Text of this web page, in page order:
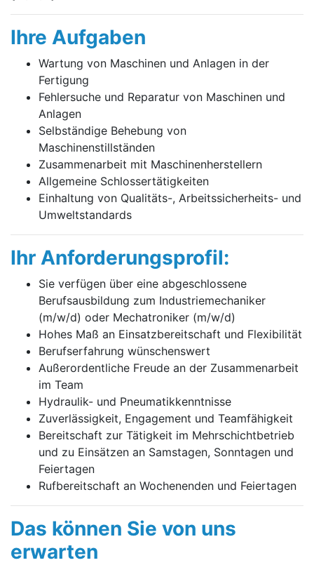
Ihre Aufgaben
Wartung von Maschinen und Anlagen in der
Fertigung
Fehlersuche und Reparatur von Maschinen und
Anlagen
Selbständige Behebung von
Maschinenstillständen
Zusammenarbeit mit Maschinenherstellern
Allgemeine Schlossertätigkeiten
Einhaltung von Qualitäts-, Arbeitssicherheits- und
Umweltstandards
Ihr Anforderungsprofil:
Sie verfügen über eine abgeschlossene
Berufsausbildung zum Industriemechaniker
(m/w/d) oder Mechatroniker (m/w/d)
Hohes Maß an Einsatzbereitschaft und Flexibilität
Berufserfahrung wünschenswert
Außerordentliche Freude an der Zusammenarbeit
im Team
Hydraulik- und Pneumatikkenntnisse
Zuverlässigkeit, Engagement und Teamfähigkeit
Bereitschaft zur Tätigkeit im Mehrschichtbetrieb
und zu Einsätzen an Samstagen, Sonntagen und
Feiertagen
Rufbereitschaft an Wochenenden und Feiertagen
Das können Sie von uns
erwarten